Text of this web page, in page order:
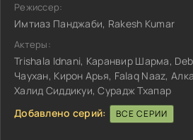
Режиссер:
Имтиаз Панджаби, Rakesh Kumar
Актеры:
Trishala Idnani, Каранвир Шарма,
Чаухан, Кирон Арья, Falaq Naaz,
Халид Сиддикуи, Сурадж Тхапар
Добавлено серий:
ВСЕ СЕРИИ